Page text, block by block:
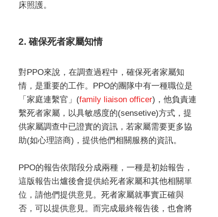
床照護。
2. 確保死者家屬知情
對PPO來說，在調查過程中，確保死者家屬知
情，是重要的工作。PPO的團隊中有一種職位是
「家庭連繫官」(family liaison officer)，他負責連
繫死者家屬，以具敏感度的(sensetive)方式，提
供家屬調查中已證實的資訊，若家屬需要更多協
助(如心理諮商)，提供他們相關服務的資訊。
PPO的報告依階段分成兩種，一種是初始報告，
這版報告出爐後會提供給死者家屬和其他相關單
位，請他們提供意見。死者家屬就事實正確與
否，可以提供意見。而完成最終報告後，也會將